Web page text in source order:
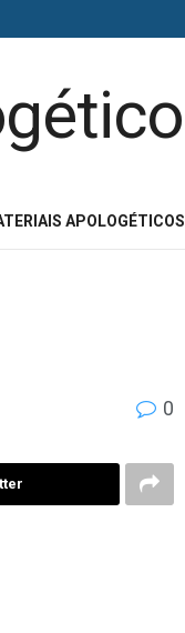
APOLOGÉTICOS
0